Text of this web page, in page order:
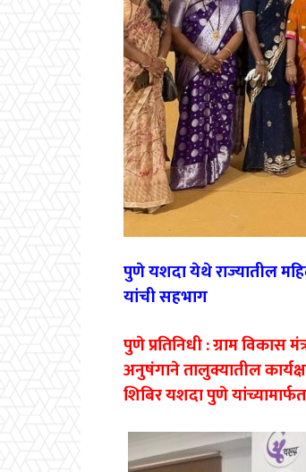
पुणे यशदा येथे राज्यातील
यांची सहभाग
पुणे प्रतिनिधी : ग्राम विकास
अनुषंगाने तालुक्यातील
शिबिर यशदा पुणे